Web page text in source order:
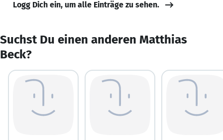
Logg Dich ein, um alle Einträge zu sehen.
Suchst Du einen anderen Matthias
Beck?